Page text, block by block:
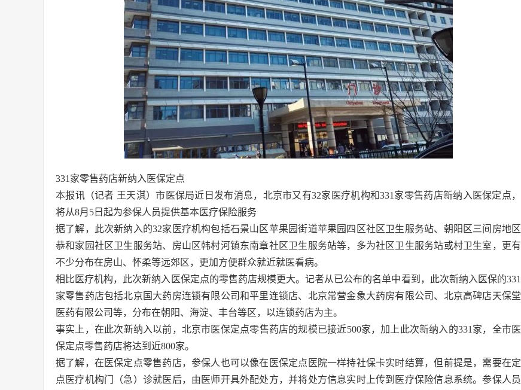
331家零售药店新纳入医保定点
本报讯（记者 王天淇）市医保局近日发布消息，北京市又有32家医疗机构和331家零售药店新纳入医保定点，
将从8月5日起为参保人员提供基本医疗保险服务
据了解，此次新纳入的32家医疗机构包括石景山区苹果园街道苹果园四区社区卫生服务站、朝阳区三间房地区
恭和家园社区卫生服务站、房山区韩村河镇东南章社区卫生服务站等，多为社区卫生服务站或村卫生室，更有
不少分布在房山、怀柔等远郊区，更加方便群众就近就医看病。
相比医疗机构，此次新纳入医保定点的零售药店规模更大。记者从已公布的名单中看到，此次新纳入医保的331
家零售药店包括北京国大药房连锁有限公司和平里连锁店、北京常营金象大药房有限公司、北京高碑店天保堂
医药有限公司等，分布在朝阳、海淀、丰台等区，以连锁药店为主。
事实上，在此次新纳入以前，北京市医保定点零售药店的规模已接近500家，加上此次新纳入的331家，全市医
保定点零售药店将达到近800家。
据了解，在医保定点零售药店，参保人也可以像在医保定点医院一样持社保卡实时结算，但前提是，需要在定
点医疗机构门（急）诊就医后，由医师开具外配处方，并将处方信息实时上传到医疗保险信息系统。参保人员